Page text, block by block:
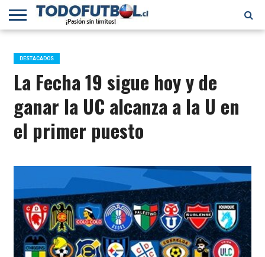
PRIMERA
B
SELECCIÓN
CHILENA
CHILENOS
EN EL
MUNDO
FÚTBOL
INTERNACIONAL
DESTACADOS
La Fecha 19 sigue hoy y de
ganar la UC alcanza a la U en
el primer puesto